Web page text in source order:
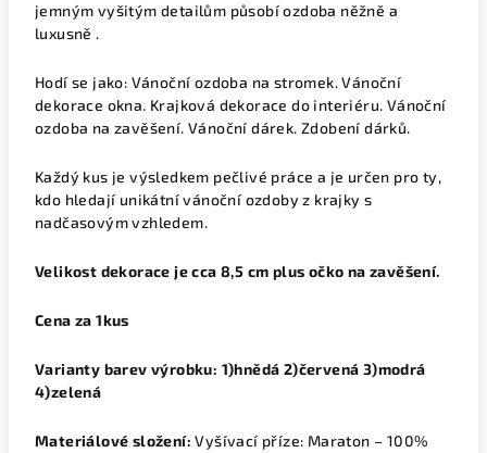
jemným vyšitým detailům působí ozdoba něžně a
luxusně .
Hodí se jako: Vánoční ozdoba na stromek. Vánoční
dekorace okna. Krajková dekorace do interiéru. Vánoční
ozdoba na zavěšení. Vánoční dárek. Zdobení dárků.
Každý kus je výsledkem pečlivé práce a je určen pro ty,
kdo hledají unikátní vánoční ozdoby z krajky s
nadčasovým vzhledem.
Velikost dekorace je cca 8,5 cm plus očko na zavěšení.
Cena za 1kus
Varianty barev výrobku: 1)hnědá 2)červená 3)modrá
4)zelená
Materiálové složení: Vyšívací příze: Maraton – 100%